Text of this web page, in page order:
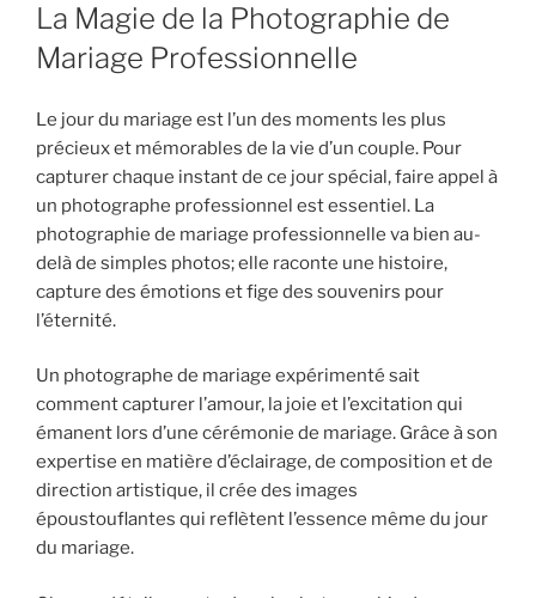
La Magie de la Photographie de
Mariage Professionnelle
Le jour du mariage est l’un des moments les plus
précieux et mémorables de la vie d’un couple. Pour
capturer chaque instant de ce jour spécial, faire appel à
un photographe professionnel est essentiel. La
photographie de mariage professionnelle va bien au-
delà de simples photos; elle raconte une histoire,
capture des émotions et fige des souvenirs pour
l’éternité.
Un photographe de mariage expérimenté sait
comment capturer l’amour, la joie et l’excitation qui
émanent lors d’une cérémonie de mariage. Grâce à son
expertise en matière d’éclairage, de composition et de
direction artistique, il crée des images
époustouflantes qui reflètent l’essence même du jour
du mariage.